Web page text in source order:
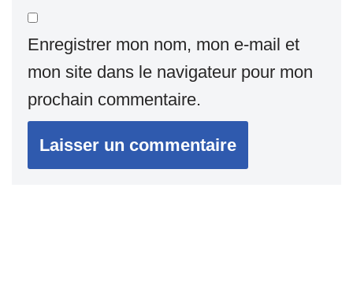
Enregistrer mon nom, mon e-mail et
mon site dans le navigateur pour mon
prochain commentaire.